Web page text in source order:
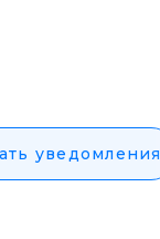
уведомления